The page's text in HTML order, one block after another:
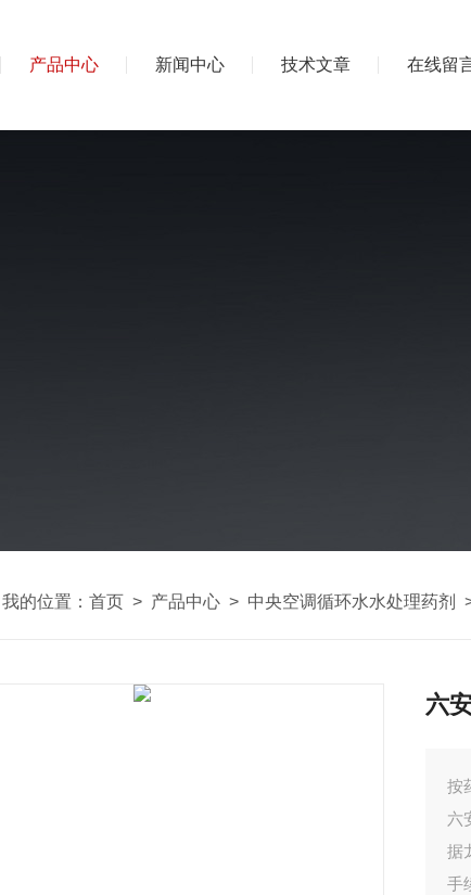
产品中心 新闻中心 技术文章 在线留
我的位置： 首页 > 产品中心 > 中央空调循环水水处理药剂
六
按
六
据
手